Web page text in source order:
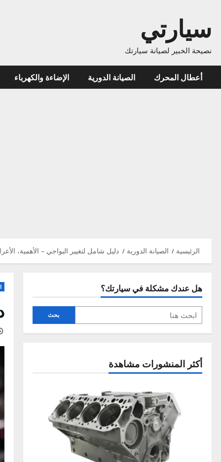
لصيانة سيارتك
المحرك الصيانة الدورية الإضاءة والكهرباء نظام
الصيانة الدورية دليل شامل لتغيير البواجي – الأهمية، الأعراض،
مشكلة في سيارتك؟
بحث